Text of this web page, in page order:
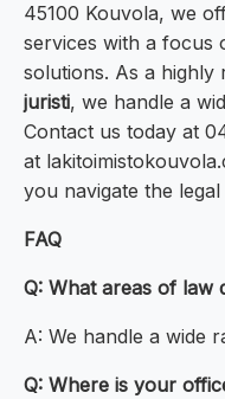
45100 Kouvola, we
services with a focus
solutions. As a highly
juristi, we handle a
Contact us today at
at
you navigate the
FAQ
Q: What areas of law
A: We handle a wide
Q: Where is your